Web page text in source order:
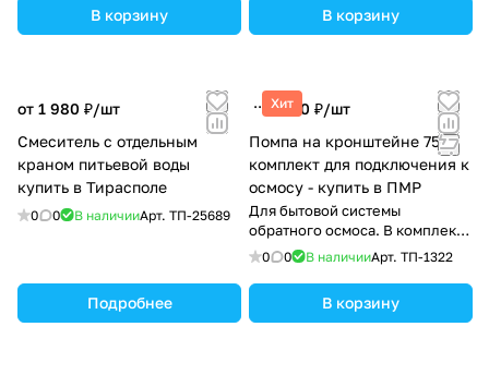
В корзину В корзину
от 1 980 ₽/шт
Смеситель с отдельным
краном питьевой воды
купить в Тирасполе
0 0 В наличииАрт. ТП-25689
Подробнее
Хит
1 250 ₽/шт
Помпа на кронштейне 75G,
комплект для подключения к
осмосу - купить в ПМР
Для бытовой системы
обратного осмоса. В комплекте
есть всё для подключения
0 0 В наличииАрт. ТП-1322
В корзину